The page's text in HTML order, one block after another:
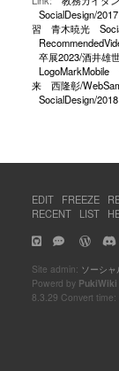
SocialDesign/2017
習
青木暁光
卒展2023/酒井雄
LogoMarkMobile
来
西隆彰/
SocialDesign/2018
EDIT FREEZE
RECENT
LIST
Site admin: ソーシ
Powerd by PukiWiki
8.3.29 Convert time: